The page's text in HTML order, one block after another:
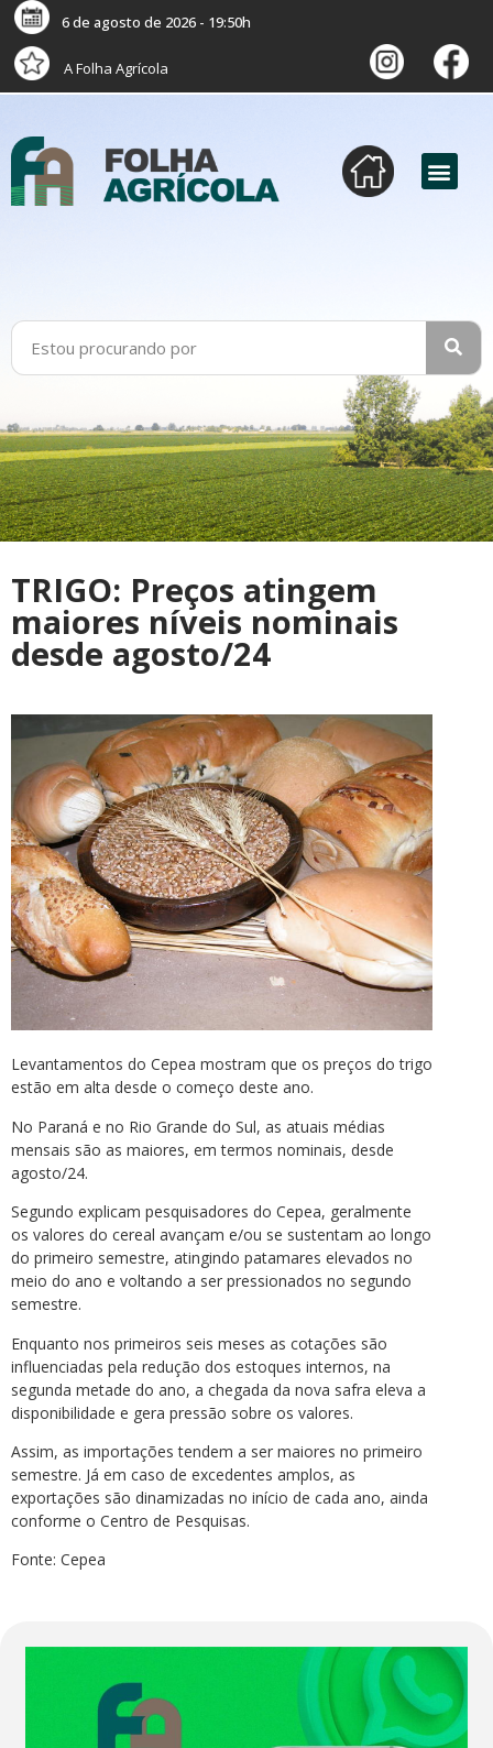
6 de agosto de 2026 - 19:50h
A Folha Agrícola
TRIGO: Preços atingem
maiores níveis nominais
desde agosto/24
Levantamentos do Cepea mostram que os preços do trigo
estão em alta desde o começo deste ano.
No Paraná e no Rio Grande do Sul, as atuais médias
mensais são as maiores, em termos nominais, desde
agosto/24.
Segundo explicam pesquisadores do Cepea, geralmente
os valores do cereal avançam e/ou se sustentam ao longo
do primeiro semestre, atingindo patamares elevados no
meio do ano e voltando a ser pressionados no segundo
semestre.
Enquanto nos primeiros seis meses as cotações são
influenciadas pela redução dos estoques internos, na
segunda metade do ano, a chegada da nova safra eleva a
disponibilidade e gera pressão sobre os valores.
Assim, as importações tendem a ser maiores no primeiro
semestre. Já em caso de excedentes amplos, as
exportações são dinamizadas no início de cada ano, ainda
conforme o Centro de Pesquisas.
Fonte: Cepea